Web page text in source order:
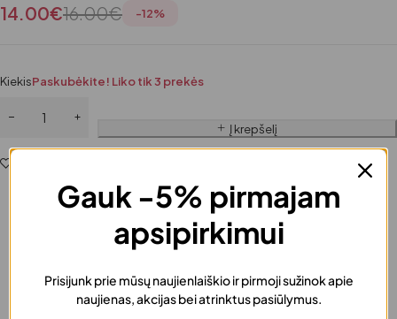
16.00€
14.00€ -12%
KiekisPaskubėkite! Liko tik 3 prekės
Į krepšelį
Greitas pristatymas
Užsakymus išsiunčiame greitai
Šią prekę galima supakuoti kaip dovaną
Saugus atsiskaitymas
Gauk -5% pirmajam
apsipirkimui
Prisijunk prie mūsų naujienlaiškio ir pirmoji sužinok apie
naujienas, akcijas bei atrinktus pasiūlymus.